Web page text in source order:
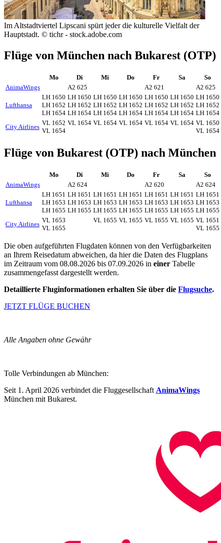
Im Altstadtviertel Lipscani spürt jeder die kulturelle Vielfalt der
Hauptstadt. © tichr - stock.adobe.com
Flüge von München nach Bukarest (OTP)
Mo Di Mi Do Fr Sa
So
AnimaWings
A2 625 A2 621 A2 625
Lufthansa
LH 1650
LH 1652
LH 1654
LH 1650
LH 1652
LH 1654
LH 1650
LH 1652
LH 1654
LH 1650
LH 1652
LH 1654
LH 1650
LH 1652
LH 1654
LH 1650
LH 1652
LH 1654
LH 1650
LH 1652
LH 1654
City Airlines
VL 1652
VL 1654
VL 1654 VL 1654 VL 1654 VL 1654 VL 1654 VL 1650
VL 1654
Flüge von Bukarest (OTP) nach München
Mo Di Mi Do Fr Sa
So
AnimaWings
A2 624 A2 620 A2 624
Lufthansa
LH 1651
LH 1653
LH 1655
LH 1651
LH 1653
LH 1655
LH 1651
LH 1653
LH 1655
LH 1651
LH 1653
LH 1655
LH 1651
LH 1653
LH 1655
LH 1651
LH 1653
LH 1655
LH 1651
LH 1653
LH 1655
City Airlines
VL 1653
VL 1655
VL 1655 VL 1655 VL 1655 VL 1655 VL 1651
VL 1655
Die oben aufgeführten Flugdaten können von den Verfügbarkeiten
an Ihrem Reisedatum abweichen, da hier die Daten des Flugplans
im Zeitraum vom 08.08.2026 bis 07.09.2026 in einer Tabelle
zusammengefasst dargestellt werden.
Detaillierte Fluginformationen erhalten Sie über die Flugsuche.
JETZT FLÜGE BUCHEN
Alle Angaben ohne Gewähr
Tolle Verbindungen ab München:
Seit 1. April 2026 verbindet die Fluggesellschaft AnimaWings
München mit Bukarest.